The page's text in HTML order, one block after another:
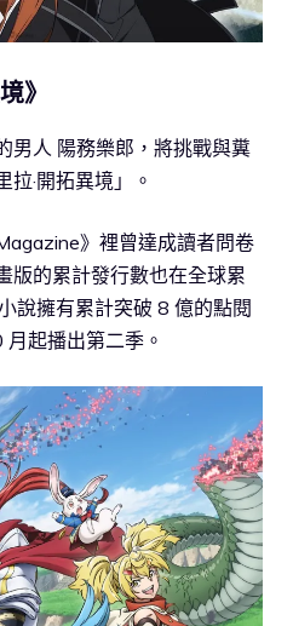
》
男人 陽務樂郎，將挑戰與糞
·開拓異境」。
》裡曾達成讀者問卷
版的累計發行數也在全球累
說擁有累計突破 8 億的點閱
起播出第二季。